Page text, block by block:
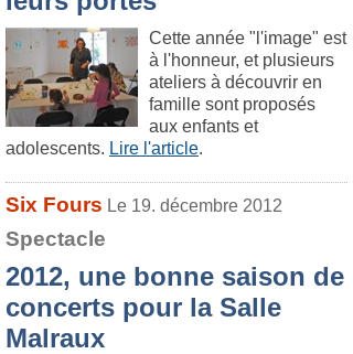
Cette année "l'image" est
à l'honneur, et plusieurs
ateliers à découvrir en
famille sont proposés
aux enfants et
adolescents. Lire l'article.
Six Fours Le 19. décembre 2012
Spectacle
2012, une bonne saison de
concerts pour la Salle
Malraux